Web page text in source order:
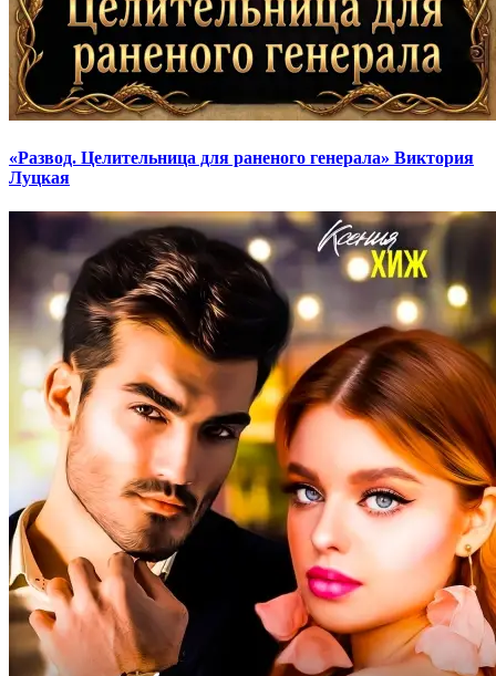
«Развод. Целительница для раненого генерала» Виктория
Луцкая